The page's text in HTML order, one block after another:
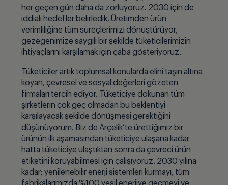
her geçen gün daha da zorluyoruz. 2030 için de
iddialı hedefler belirledik. Üretimden ürün
verimliliğine tüm süreçlerimizi dönüştürüyor,
gezegenimize saygılı bir şekilde tüketicilerimizin
ihtiyaçlarını karşılamak için çaba gösteriyoruz.
Tüketiciler artık toplumsal konularda elini taşın altına
koyan, çevresel ve sosyal değerleri gözeten
firmaları tercih ediyor. Tüketiciye dokunan tüm
şirketlerin çok geç olmadan bu beklentiyi
karşılayacak şekilde dönüşmesi gerektiğini
düşünüyorum. Biz de Arçelik’te ürettiğimiz bir
ürünün ilk aşamasından tüketiciye ulaşana kadar
hatta tüketiciye ulaştıktan sonra da çevreci ürün
etiketini koruyabilmesi için çalışıyoruz. 2030 yılına
kadar; yenilenebilir enerji sistemleri kurmayı, tüm